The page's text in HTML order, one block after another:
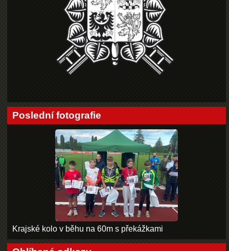
Poslední fotografie
Krajské kolo v běhu na 60m s překážkami